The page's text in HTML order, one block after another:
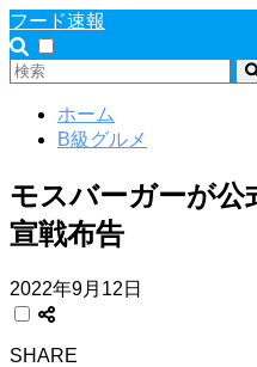
フード速報
ホーム
B級グルメ
モスバーガーが
宣戦布告
2022年9月12日
SHARE